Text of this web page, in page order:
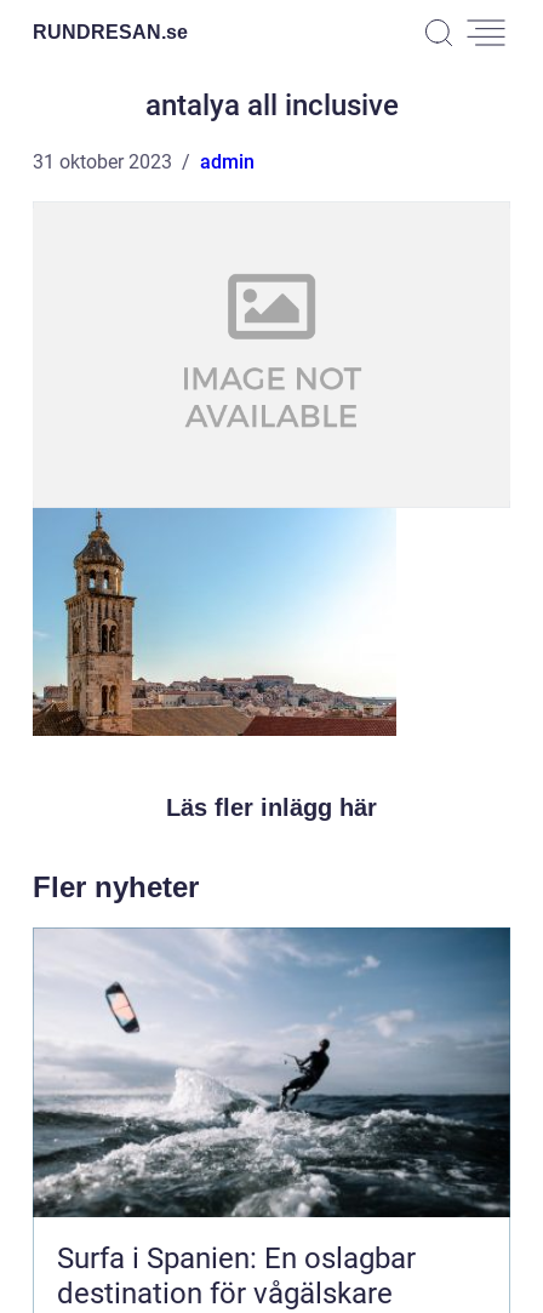
RUNDRESAN.se
antalya all inclusive
31 oktober 2023 admin
Läs fler inlägg här
Fler nyheter
Surfa i Spanien: En oslagbar
destination för vågälskare